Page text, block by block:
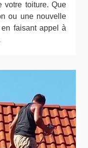
votre toiture. Que
ou une nouvelle
faisant appel à